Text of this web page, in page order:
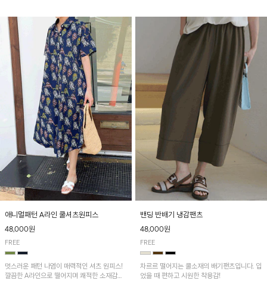
애니멀패턴 A라인 쿨셔츠원피스
48,000원
FREE
멋스러운 패턴 나염이 매력적인 셔츠 원피스!
깔끔한 A라인으로 떨어지며 쾌적한 소재감으
밴딩 반배기 냉감팬츠
48,000원
FREE
차르르 떨어지는 쿨소재의 배기팬츠입니다. 입
었을 때 편하고 시원한 착용감!